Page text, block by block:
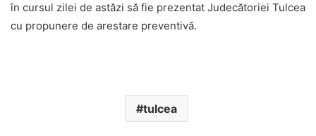
în cursul zilei de astăzi să fie prezentat Judecătoriei Tulcea
cu propunere de arestare preventivă.
tulcea